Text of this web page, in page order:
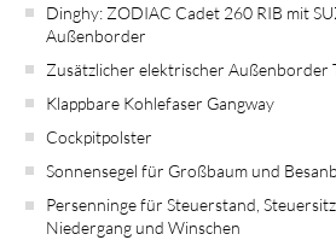
Dinghy: ZODIAC Cadet 260 RIB mit
Außenborder
Zusätzlicher elektrischer Außenborder
Klappbare Kohlefaser Gangway
Cockpitpolster
Sonnensegel für Großbaum und
Persenninge für Steuerstand,
Niedergang und Winschen